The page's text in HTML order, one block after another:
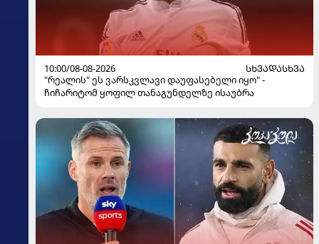
10:00/08-08-2026
ᲡᲮᲕᲐᲓᲐᲡᲮᲕᲐ
"რეალის" ეს ვარსკვლავი დაუფასებელი იყო" -
ჩიჩარიტომ ყოფილ თანაგუნდელზე ისაუბრა